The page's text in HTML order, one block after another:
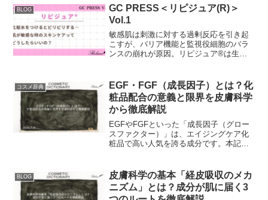
を守る鍵となる「NMF（天然保湿因
子）」。本記事では、アミノ...
BLOG
GC PRESS＜リピジュア(R)＞
Vol.1
敏感肌は刺激に対する過剰反応を引き起
こすが、バリア機能と監視役細胞のバラ
ンスの崩れが原因。リピジュア®は生体
コスメ辞典
EGF・FGF（成長因子）とは？化
粧品配合の意義と限界を皮膚科学
から徹底解説
EGFやFGFといった「成長因子（グロー
スファクター）」は、エイジングケア化
粧品で高い人気を誇る成分です。本記事
っておくべき限界について、最新の皮膚
科学論文をもとにプロ...
BLOG
皮膚科学の基本「経皮吸収のメカ
ニズム」とは？成分が肌に届く3